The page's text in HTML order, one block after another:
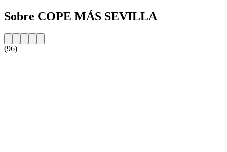
Sobre COPE MÁS SEVILLA
(96)